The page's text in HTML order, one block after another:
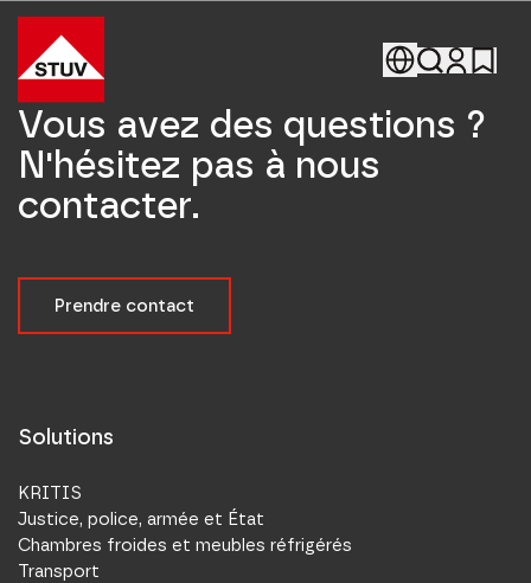
Go To the Homepage
Vous avez des questions ?
N'hésitez pas à nous
contacter.
Prendre contact
Solutions
KRITIS
Justice, police, armée et État
Chambres froides et meubles réfrigérés
Transport